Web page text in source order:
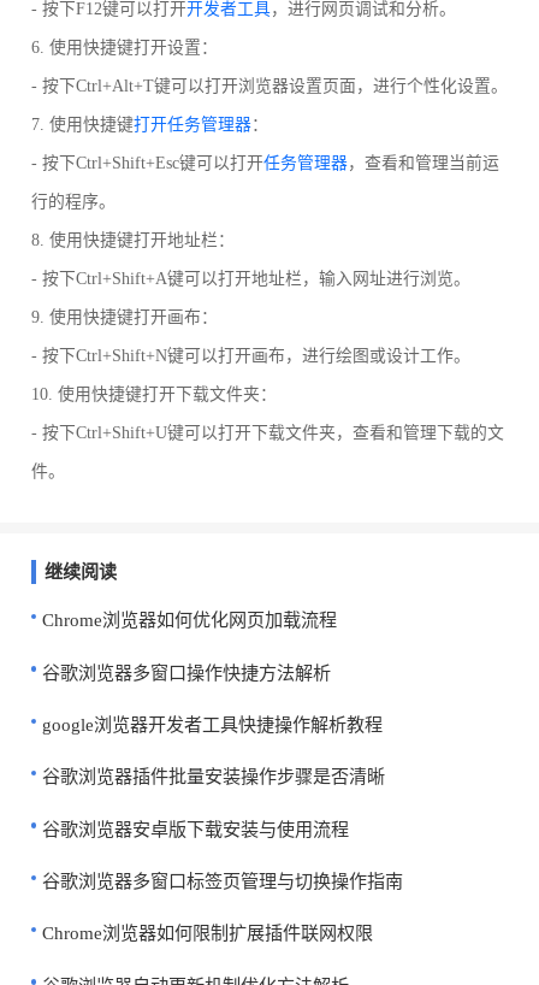
- 按下F12键可以打开开发者工具，进行网页调试和分析。
6. 使用快捷键打开设置：
- 按下Ctrl+Alt+T键可以打开浏览器设置页面，进行个性化设置。
7. 使用快捷键打开任务管理器：
- 按下Ctrl+Shift+Esc键可以打开任务管理器，查看和管理当前运
行的程序。
8. 使用快捷键打开地址栏：
- 按下Ctrl+Shift+A键可以打开地址栏，输入网址进行浏览。
9. 使用快捷键打开画布：
- 按下Ctrl+Shift+N键可以打开画布，进行绘图或设计工作。
10. 使用快捷键打开下载文件夹：
- 按下Ctrl+Shift+U键可以打开下载文件夹，查看和管理下载的文
件。
继续阅读
Chrome浏览器如何优化网页加载流程
谷歌浏览器多窗口操作快捷方法解析
google浏览器开发者工具快捷操作解析教程
谷歌浏览器插件批量安装操作步骤是否清晰
谷歌浏览器安卓版下载安装与使用流程
谷歌浏览器多窗口标签页管理与切换操作指南
Chrome浏览器如何限制扩展插件联网权限